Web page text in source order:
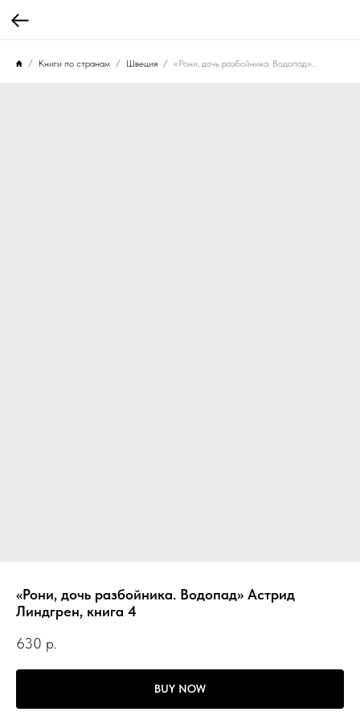
Книги по странам Швеция «Рони, дочь разбойника. Водопад» Астрид Линдгрен, книга 4
«Рони, дочь разбойника. Водопад» Астрид
Линдгрен, книга 4
630 р.
BUY NOW